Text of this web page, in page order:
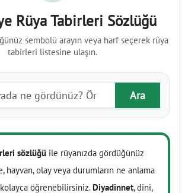
Rüya Tabirleri Sözlüğü
sembolü arayın veya harf seçerek rüya
tabirleri listesine ulaşın.
Ara
sözlüğü ile rüyanızda gördüğünüz
hayvan, olay veya durumların ne anlama
öğrenebilirsiniz. Diyadinnet, dini,